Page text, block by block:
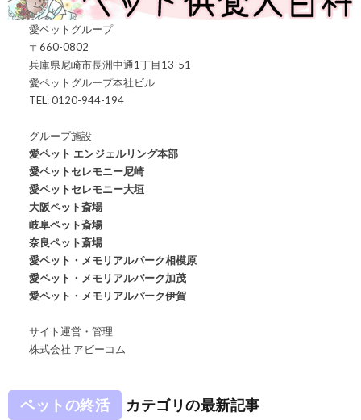
愛ペットグループ
〒660-0802
兵庫県尼崎市長洲中通1丁目13-51
愛ペットグループ本社ビル
TEL: 0120-944-194
グループ施設
愛ペット エンジェルリング本部
愛ペットセレモニー尼崎
愛ペットセレモニー大垣
大阪ペット斎場
岐阜ペット斎場
奈良ペット斎場
愛ペット・メモリアルパーク相模原
愛ペット・メモリアルパーク加茂
愛ペット・メモリアルパーク伊賀
サイト運営・管理
株式会社 アビーコム
ペットの終活 カテゴリの最新記事